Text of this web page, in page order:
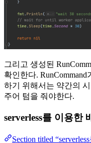
그리고 생성된
확인한다.
하기 위해서는 약간의
주어 텀을 줘야한다.
serverless를 이용한
Section titled